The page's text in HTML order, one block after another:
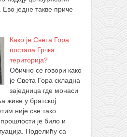
једне такве приче
Како је Света Гора
постала Грчка
територија?
Обично се говори како
је Света Гора складна
заједница где монаси
живе у братској
није све тако
је било и
Поделићу са